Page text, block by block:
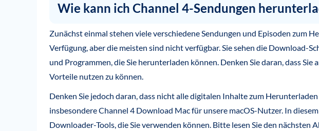
Wie kann ich Channel 4-Sendungen
Zunächst einmal stehen viele verschiedene Sendungen und Episoden zum
Verfügung, aber die meisten sind nicht verfügbar. Sie sehen die Download-
und Programmen, die Sie herunterladen können. Denken Sie daran, dass Sie
Vorteile nutzen zu können.
Denken Sie jedoch daran, dass nicht alle digitalen Inhalte zum
insbesondere Channel 4 Download Mac für unsere macOS-Nutzer. In
Downloader-Tools, die Sie verwenden können. Bitte lesen Sie den nächsten